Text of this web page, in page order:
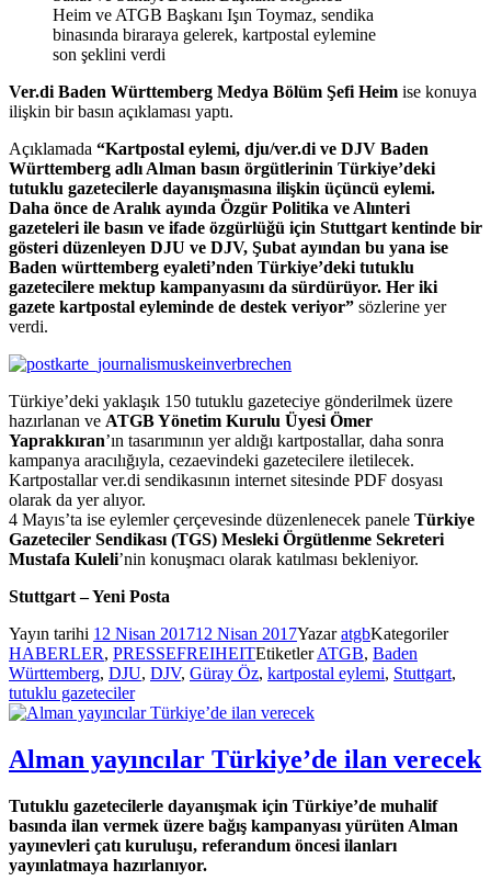
Heim ve ATGB Başkanı Işın Toymaz, sendika
binasında biraraya gelerek, kartpostal eylemine
son şeklini verdi
Ver.di Baden Württemberg Medya Bölüm Şefi Heim ise konuya
ilişkin bir basın açıklaması yaptı.
Açıklamada “Kartpostal eylemi, dju/ver.di ve DJV Baden
Württemberg adlı Alman basın örgütlerinin Türkiye’deki
tutuklu gazetecilerle dayanışmasına ilişkin üçüncü eylemi.
Daha önce de Aralık ayında Özgür Politika ve Alınteri
gazeteleri ile basın ve ifade özgürlüğü için Stuttgart kentinde bir
gösteri düzenleyen DJU ve DJV, Şubat ayından bu yana ise
Baden württemberg eyaleti’nden Türkiye’deki tutuklu
gazetecilere mektup kampanyasını da sürdürüyor. Her iki
gazete kartpostal eyleminde de destek veriyor” sözlerine yer
verdi.
Türkiye’deki yaklaşık 150 tutuklu gazeteciye gönderilmek üzere
hazırlanan ve ATGB Yönetim Kurulu Üyesi Ömer
Yaprakkıran’ın tasarımının yer aldığı kartpostallar, daha sonra
kampanya aracılığıyla, cezaevindeki gazetecilere iletilecek.
Kartpostallar ver.di sendikasının internet sitesinde PDF dosyası
olarak da yer alıyor.
4 Mayıs’ta ise eylemler çerçevesinde düzenlenecek panele Türkiye
Gazeteciler Sendikası (TGS) Mesleki Örgütlenme Sekreteri
Mustafa Kuleli’nin konuşmacı olarak katılması bekleniyor.
Stuttgart – Yeni Posta
Yayın tarihi 12 Nisan 201712 Nisan 2017YazaratgbKategoriler
HABERLER, PRESSEFREIHEITEtiketlerATGB, Baden
Württemberg, DJU, DJV, Güray Öz, kartpostal eylemi, Stuttgart,
tutuklu gazeteciler
Alman yayıncılar Türkiye’de ilan verecek
Tutuklu gazetecilerle dayanışmak için Türkiye’de muhalif
basında ilan vermek üzere bağış kampanyası yürüten Alman
yayınevleri çatı kuruluşu, referandum öncesi ilanları
yayınlatmaya hazırlanıyor.